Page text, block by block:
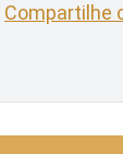
Compartilhe